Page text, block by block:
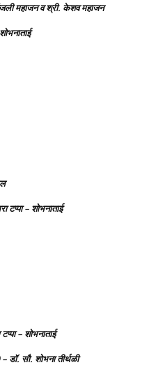
महाजन व श्री. केशव महाजन
टप्पा – शोभनाताई
– शोभनाताई
डॉ. सौ. शोभना तीर्थळी